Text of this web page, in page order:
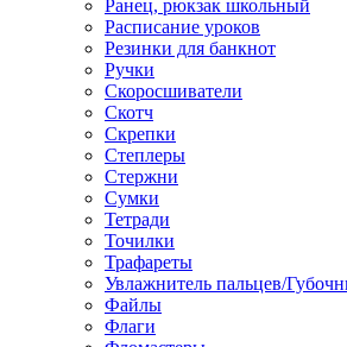
Ранец, рюкзак школьный
Расписание уроков
Резинки для банкнот
Ручки
Скоросшиватели
Скотч
Скрепки
Степлеры
Стержни
Сумки
Тетради
Точилки
Трафареты
Увлажнитель пальцев/
Файлы
Флаги